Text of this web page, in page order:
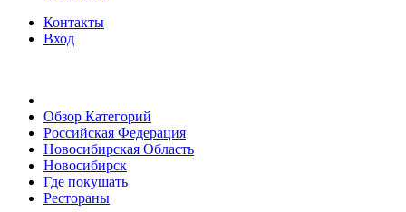
Контакты
Вход
Обзор Категорий
Российская Федерация
Новосибирская Область
Новосибирск
Где покушать
Рестораны